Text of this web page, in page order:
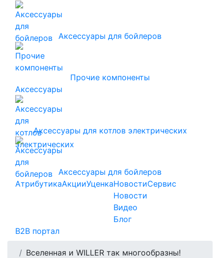
Аксессуары для бойлеров
Прочие компоненты
Аксессуары
Аксессуары для котлов электрических
Аксессуары для бойлеров
АтрибутикаАкцииУценкаНовости
Новости
Видео
Блог
Сервис
B2B портал
Вселенная и WILLER так многообразны!